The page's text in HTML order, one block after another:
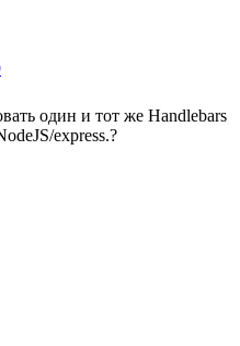
один и тот же Handlebars
express.?